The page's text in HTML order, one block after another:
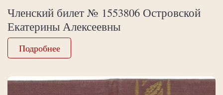
Членский билет № 1553806 Островской
Екатерины Алексеевны
Подробнее